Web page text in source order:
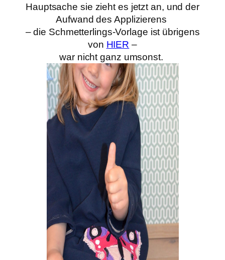
Hauptsache sie zieht es jetzt an, und der
Aufwand des Applizierens
– die Schmetterlings-Vorlage ist übrigens
von HIER –
war nicht ganz umsonst.